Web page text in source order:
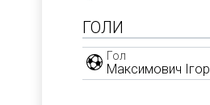
ГОЛИ
Гол
Максимович Ігор